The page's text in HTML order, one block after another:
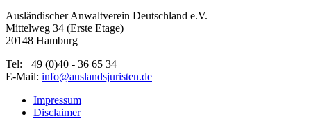
Ausländischer Anwaltverein Deutschland e.V.
Mittelweg 34 (Erste Etage)
20148 Hamburg
Tel: +49 (0)40 - 36 65 34
E-Mail: info@auslandsjuristen.de
Impressum
Disclaimer